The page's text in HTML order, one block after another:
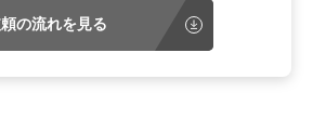
の流れを見る